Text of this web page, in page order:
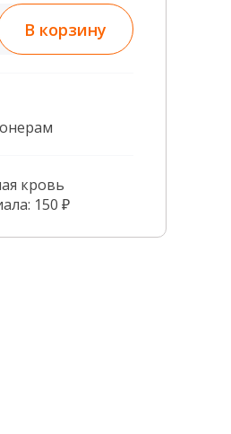
В корзину
кровь
150 ₽